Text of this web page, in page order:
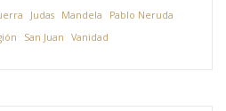
Judas Mandela
Pablo Neruda
San Juan Vanidad